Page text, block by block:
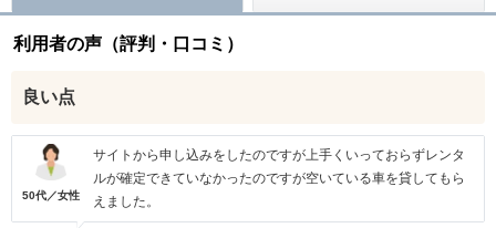
利用者の声（評判・口コミ）
良い点
50代／女性
サイトから申し込みをしたのですが上手くいっておらずレンタ
ルが確定できていなかったのですが空いている車を貸してもら
えました。